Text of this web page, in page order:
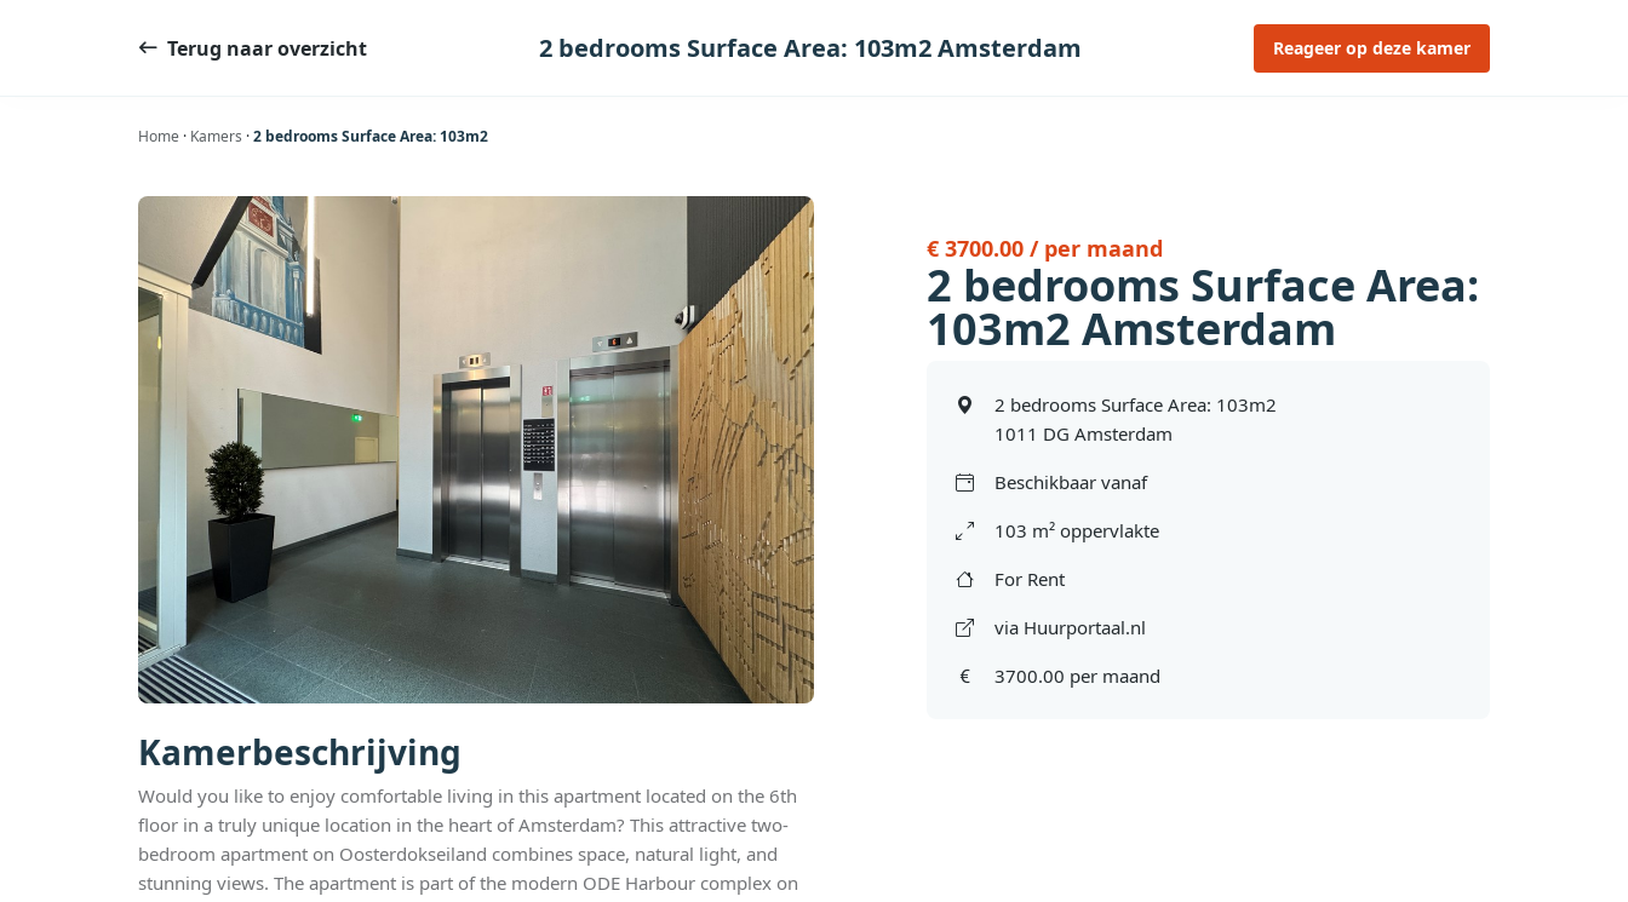
Terug naar overzicht 2 bedrooms Surface Area: 103m2 Amsterdam Reageer op deze kamer
Home · Kamers ·2 bedrooms Surface Area: 103m2
Kamerbeschrijving
Would you like to enjoy comfortable living in this apartment located on the 6th
floor in a truly unique location in the heart of Amsterdam? This attractive two-
bedroom apartment on Oosterdokseiland combines space, natural light, and
stunning views. The apartment is part of the modern ODE Harbour complex on
€ 3700.00 / per maand
2 bedrooms Surface Area:
103m2 Amsterdam
2 bedrooms Surface Area: 103m2
1011 DG Amsterdam
Beschikbaar vanaf
103 m² oppervlakte
For Rent
via Huurportaal.nl
3700.00 per maand